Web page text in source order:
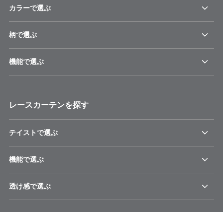
カラーで選ぶ
柄で選ぶ
機能で選ぶ
レースカーテンを探す
テイストで選ぶ
機能で選ぶ
透け感で選ぶ